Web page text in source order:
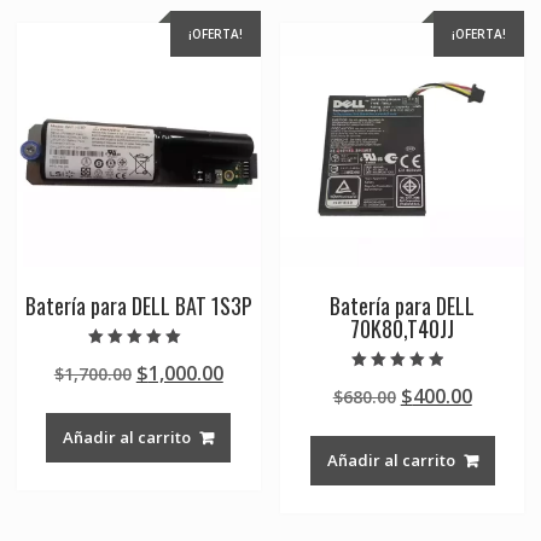
¡OFERTA!
Batería para DELL BAT 1S3P
5.00
de 5
$1,700.00 Original
was:
$1,700.00.
$1,000.00Current
Añadir al carrito
¡OFERTA!
Batería para DELL
70K80,T40JJ
4.50
de 5
$680.00 Original
was:
$680.00.
$400.00
Añadir al carrito